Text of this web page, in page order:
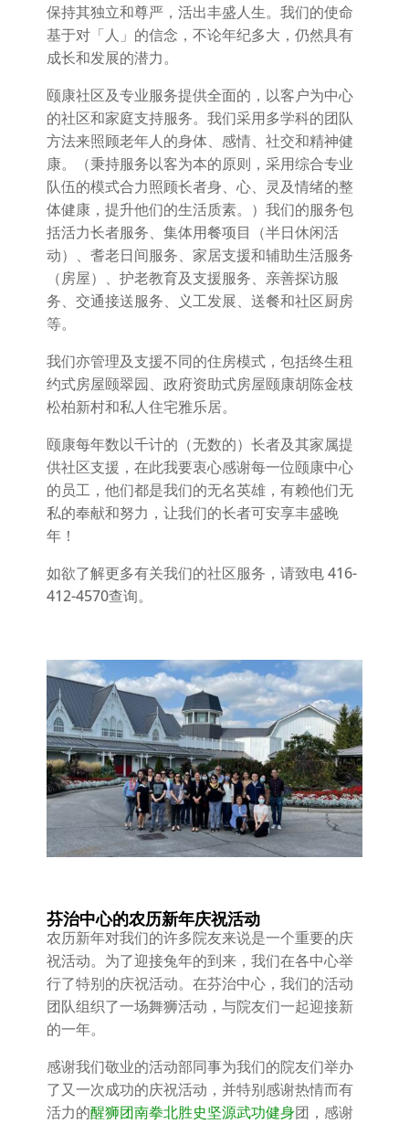
保持其独立和尊严，活出丰盛人生。我们的使命
基于对「人」的信念，不论年纪多大，仍然具有
成长和发展的潜力。
颐康社区及专业服务提供全面的，以客户为中心
的社区和家庭支持服务。我们采用多学科的团队
方法来照顾老年人的身体、感情、社交和精神健
康。（秉持服务以客为本的原则，采用综合专业
队伍的模式合力照顾长者身、心、灵及情绪的整
体健康，提升他们的生活质素。）我们的服务包
括活力长者服务、集体用餐项目（半日休闲活
动）、耆老日间服务、家居支援和辅助生活服务
（房屋）、护老教育及支援服务、亲善探访服
务、交通接送服务、义工发展、送餐和社区厨房
等。
我们亦管理及支援不同的住房模式，包括终生租
约式房屋颐翠园、政府资助式房屋颐康胡陈金枝
松柏新村和私人住宅雅乐居。
颐康每年数以千计的（无数的）长者及其家属提
供社区支援，在此我要衷心感谢每一位颐康中心
的员工，他们都是我们的无名英雄，有赖他们无
私的奉献和努力，让我们的长者可安享丰盛晚
年！
如欲了解更多有关我们的社区服务，请致电 416-
412-4570查询。
芬治中心的农历新年庆祝活动
农历新年对我们的许多院友来说是一个重要的庆
祝活动。为了迎接兔年的到来，我们在各中心举
行了特别的庆祝活动。在芬治中心，我们的活动
团队组织了一场舞狮活动，与院友们一起迎接新
的一年。
感谢我们敬业的活动部同事为我们的院友们举办
了又一次成功的庆祝活动，并特别感谢热情而有
活力的醒狮团南拳北胜史坚源武功健身团，感谢